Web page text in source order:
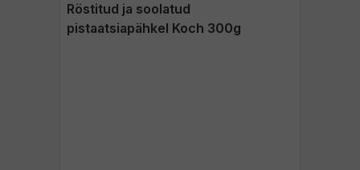
Röstitud ja soolatud
pistaatsiapähkel Koch 300g